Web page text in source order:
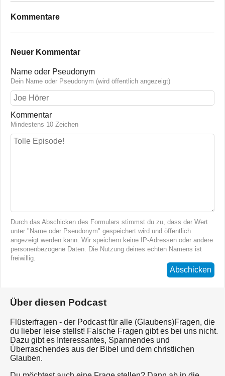
Kommentare
Neuer Kommentar
Name oder Pseudonym
Dein Name oder Pseudonym (wird öffentlich angezeigt)
Kommentar
Mindestens 10 Zeichen
Durch das Abschicken des Formulars stimmst du zu, dass der Wert
unter "Name oder Pseudonym" gespeichert wird und öffentlich
angezeigt werden kann. Wir speichern keine IP-Adressen oder andere
personenbezogene Daten. Die Nutzung deines echten Namens ist
freiwillig.
Abschicken
Über diesen Podcast
Flüsterfragen - der Podcast für alle (Glaubens)Fragen, die
du lieber leise stellst! Falsche Fragen gibt es bei uns nicht.
Dazu gibt es Interessantes, Spannendes und
Überraschendes aus der Bibel und dem christlichen
Glauben.